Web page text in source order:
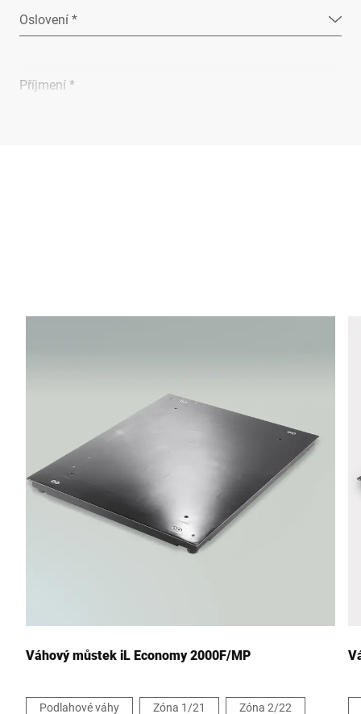
Oslovení *
Příjmení *
Poštovní směrovací číslo *
Město *
Váhový můstek iL Economy 2000F/MP
Podlahové váhy Zóna 1/21
Zóna 2/22